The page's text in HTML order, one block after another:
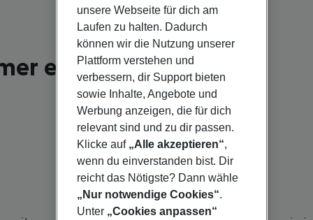
eine Reise wert
unsere Webseite für dich am
Laufen zu halten. Dadurch
können wir die Nutzung unserer
Plattform verstehen und
verbessern, dir Support bieten
sowie Inhalte, Angebote und
Werbung anzeigen, die für dich
relevant sind und zu dir passen.
Klicke auf „Alle akzeptieren“,
wenn du einverstanden bist. Dir
reicht das Nötigste? Dann wähle
„Nur notwendige Cookies“.
Unter „Cookies anpassen“